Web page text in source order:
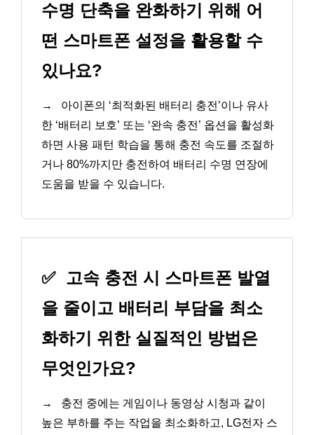
수명 단축을 완화하기 위해 어
떤 스마트폰 설정을 활용할 수
있나요?
→
아이폰의 ‘최적화된 배터리 충전’이나 유사
한 ‘배터리 보호’ 또는 ‘완속 충전’ 옵션을 활성화
하면 사용 패턴 학습을 통해 충전 속도를 조절하
거나 80%까지만 충전하여 배터리 수명 연장에
도움을 받을 수 있습니다.
✅ 고속 충전 시 스마트폰 발열
을 줄이고 배터리 부담을 최소
화하기 위한 실질적인 방법은
무엇인가요?
→
충전 중에는 게임이나 동영상 시청과 같이
높은 부하를 주는 작업을 최소화하고, LG전자 스